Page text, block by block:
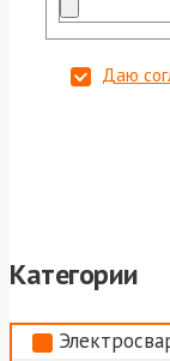
Даю
Категории